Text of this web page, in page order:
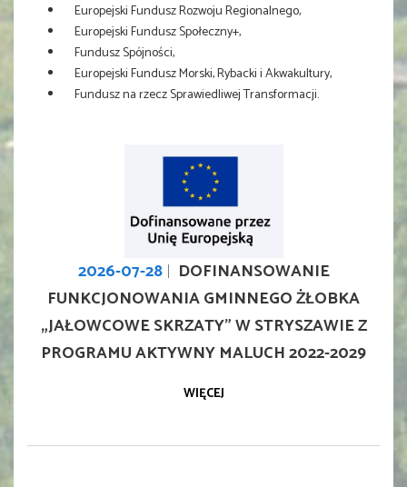
Europejski Fun­dusz Rozwoju Regionalnego,
Europejski Fundusz Społeczny+,
Fundusz Spójności,
Europejski Fun­dusz Morski, Rybacki i Akwakultury,
Fundusz na rzecz Sprawiedliwej Transformacji.
2026-07-28
DOFINANSOWANIE
FUNKCJONOWANIA GMINNEGO ŻŁOBKA
„JAŁOWCOWE SKRZATY” W STRYSZAWIE Z
PROGRAMU AKTYWNY MALUCH 2022-2029
WIĘCEJ